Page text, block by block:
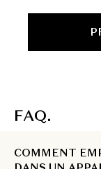
FAQ.
COMMENT